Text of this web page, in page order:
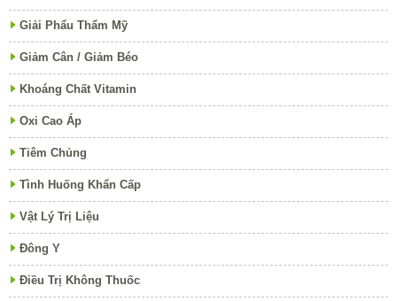
Giải Phẩu Thẩm Mỹ
Giảm Cân / Giảm Béo
Khoáng Chất Vitamin
Oxi Cao Áp
Tiêm Chủng
Tình Huống Khẩn Cấp
Vật Lý Trị Liệu
Đông Y
Điều Trị Không Thuốc